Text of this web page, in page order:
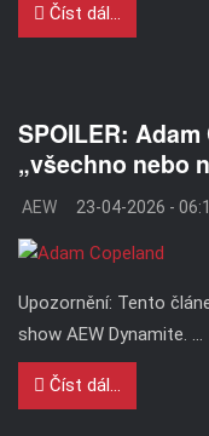
Číst dál...
SPOILER:
„všechno nebo
AEW 23-04-2026 -
Upozornění: Tento
show AEW Dynamite. ...
Číst dál...